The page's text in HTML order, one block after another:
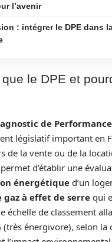
l’avenir
: intégrer le DPE dans
que le DPE et
de
législatif important en
de la vente ou de la
d’établir une
énergétiqued’un
gaz à effet de serre qui
échelle de classement
(très énergivore), selon la